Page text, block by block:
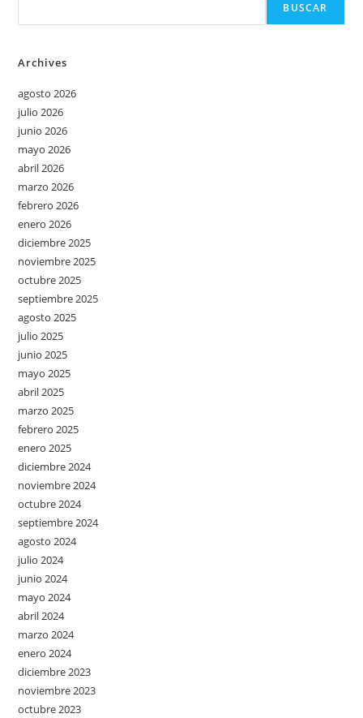
BUSCAR
Archives
agosto 2026
julio 2026
junio 2026
mayo 2026
abril 2026
marzo 2026
febrero 2026
enero 2026
diciembre 2025
noviembre 2025
octubre 2025
septiembre 2025
agosto 2025
julio 2025
junio 2025
mayo 2025
abril 2025
marzo 2025
febrero 2025
enero 2025
diciembre 2024
noviembre 2024
octubre 2024
septiembre 2024
agosto 2024
julio 2024
junio 2024
mayo 2024
abril 2024
marzo 2024
enero 2024
diciembre 2023
noviembre 2023
octubre 2023